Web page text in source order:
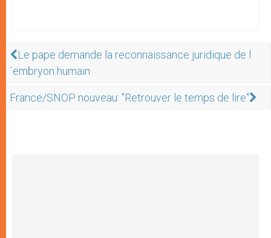
Le pape demande la reconnaissance juridique de l
´embryon humain
France/SNOP nouveau: "Retrouver le temps de lire"